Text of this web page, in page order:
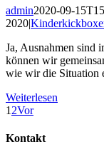
admin2020-09-
2020|
Ja, Ausnahmen sind
können wir
wie wir die Situation
Weiterlesen
1 2Vor
Kontakt